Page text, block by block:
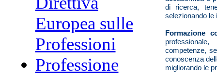
Europea sulle
Professioni
Professione
di ricerca,
selezionando le
Formazione
competenze,
conoscenza
migliorando le